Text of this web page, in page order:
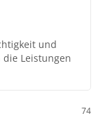
und
Leistungen
74